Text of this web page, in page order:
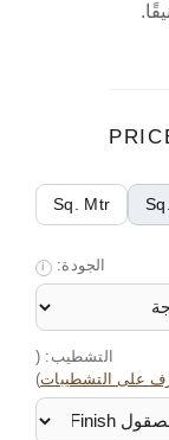
Sq. Mtr
الجودة: i
التشطيب: (
على التشطيبات)